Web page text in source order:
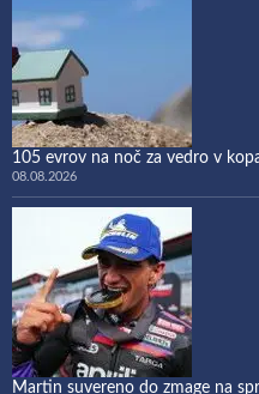
105 evrov na noč za vedro v
08.08.2026
Martin suvereno do zmage na